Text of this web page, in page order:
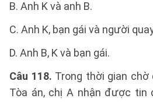
B. Anh K và anh B.
C. Anh K, bạn gái và người
D. Anh B, K và bạn gái.
Câu 118. Trong thời gian chờ
Tòa án, chị A nhận được tin